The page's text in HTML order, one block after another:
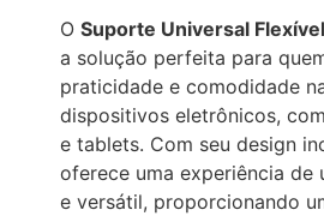
O Suporte Universal
a solução perfeita para
praticidade e comodidade
dispositivos eletrônicos,
e tablets. Com seu design
oferece uma experiência de
e versátil, proporcionando